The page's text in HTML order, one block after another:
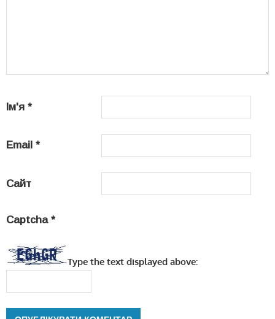
Ім'я *
Email *
Сайт
Captcha *
Type the text displayed above: